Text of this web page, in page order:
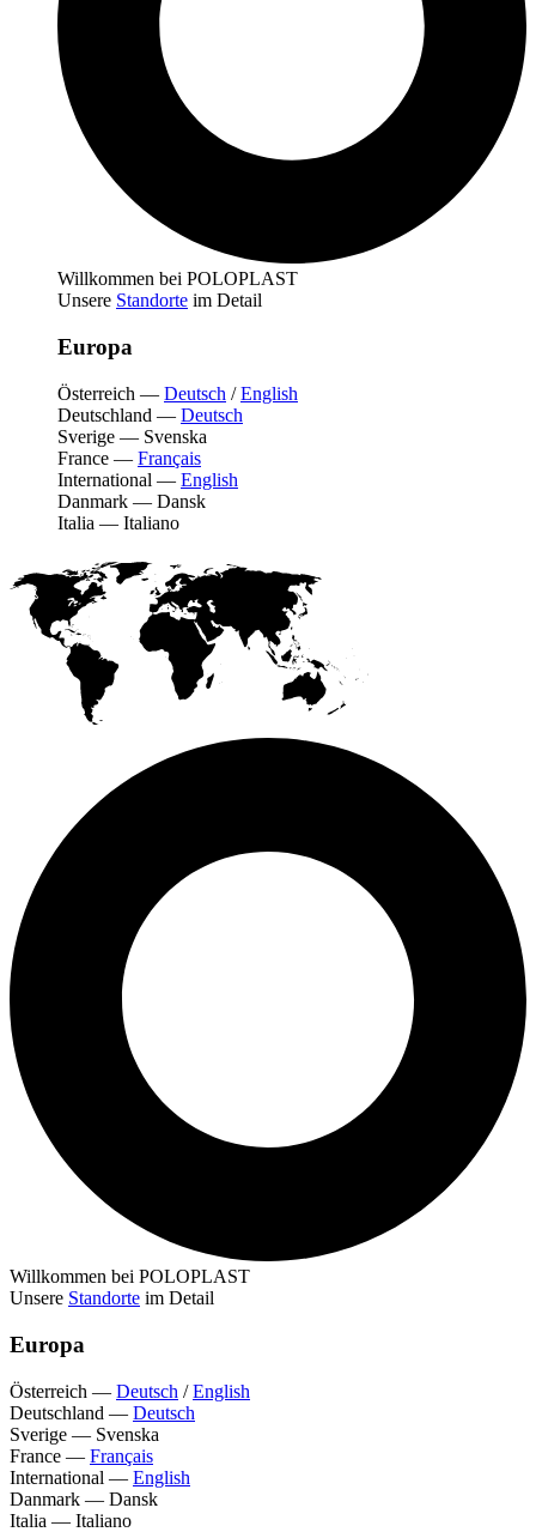
Willkommen bei POLOPLAST
Unsere Standorte im Detail
Europa
Österreich — Deutsch /English
Deutschland — Deutsch
Sverige — Svenska
France — Français
International — English
Danmark — Dansk
Italia — Italiano
Willkommen bei POLOPLAST
Unsere Standorte im Detail
Europa
Österreich — Deutsch /English
Deutschland — Deutsch
Sverige — Svenska
France — Français
International — English
Danmark — Dansk
Italia — Italiano